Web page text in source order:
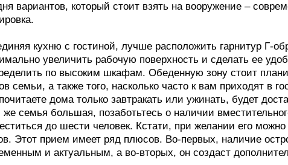
вариантов, который стоит взять на вооружение –
кухню с гостиной, лучше расположить гарнитур Г-
увеличить рабочую поверхность и сделать ее
по высоким шкафам. Обеденную зону стоит
семьи, а также того, насколько часто к вам приходят в
дома только завтракать или ужинать, будет
семья большая, позаботьтесь о наличии
до шести человек. Кстати, при желании его
Этот прием имеет ряд плюсов. Во-первых, наличие
и актуальным, а во-вторых, он создаст